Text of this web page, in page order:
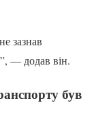
зазнав
— додав він.
був